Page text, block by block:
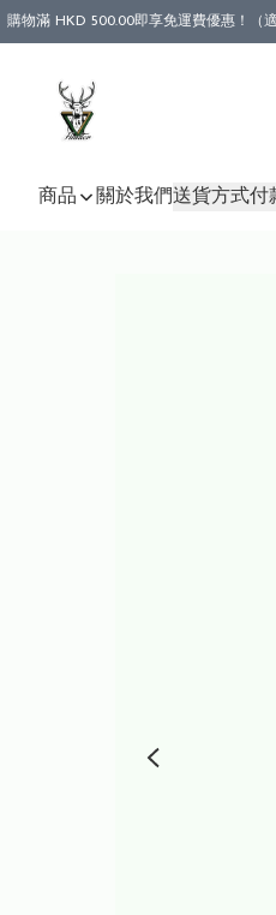
購物滿 HKD 500.00即享免運費優惠！（
商品 關於我們送貨方式付